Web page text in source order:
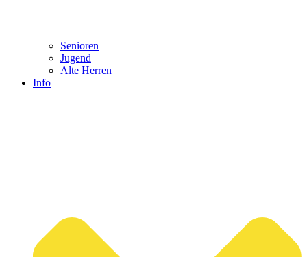
Senioren
Jugend
Alte Herren
Info